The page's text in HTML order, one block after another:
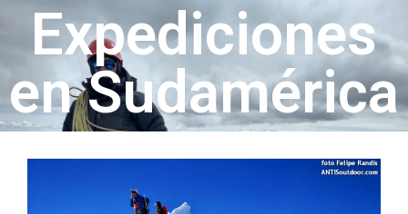
Expediciones
en Sudamérica